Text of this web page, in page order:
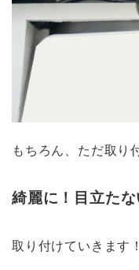
もちろん、ただ取り
綺麗に！目立たな
取り付けていきます！